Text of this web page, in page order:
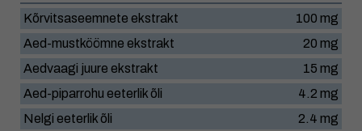
Kõrvitsaseemnete ekstrakt
100 mg
Aed-mustköömne ekstrakt
20 mg
Aedvaagi juure ekstrakt
15 mg
Aed-piparrohu eeterlik õli
4.2 mg
Nelgi eeterlik õli
2.4 mg